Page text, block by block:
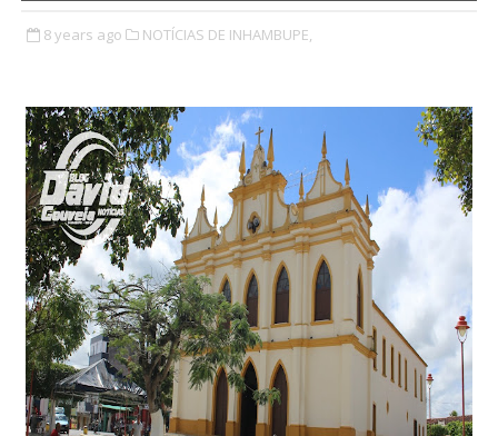
8 years ago NOTÍCIAS DE INHAMBUPE,